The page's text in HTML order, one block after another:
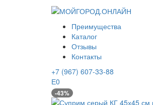
Преимущества
Каталог
Отзывы
Контакты
+7 (967) 607-33-88
0
-43%